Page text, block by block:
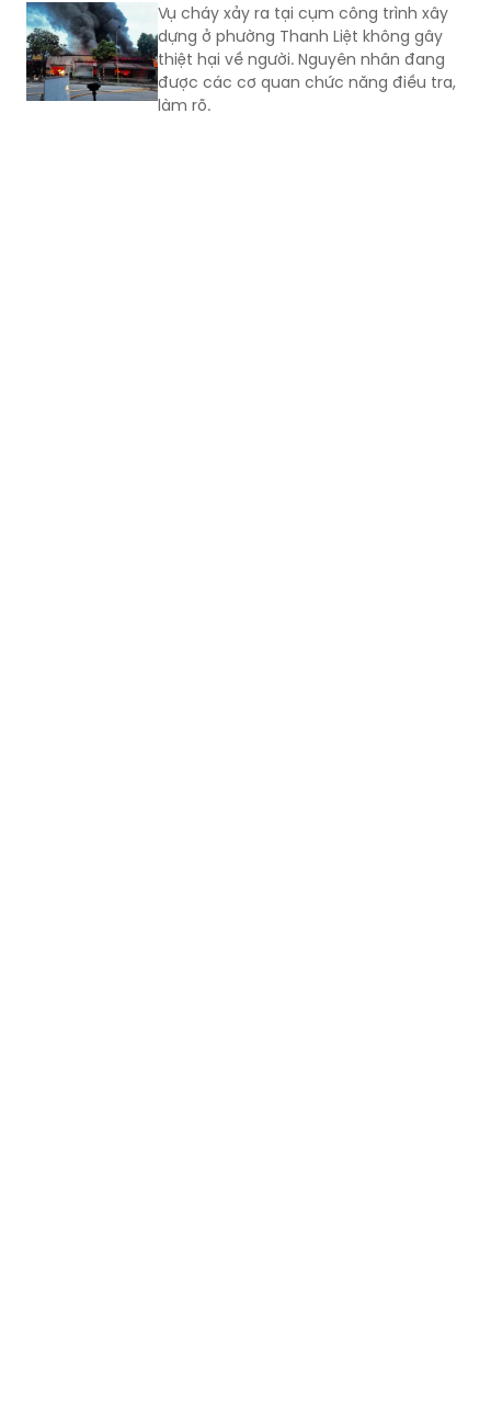
Vụ cháy xảy ra tại cụm công trình xây
dựng ở phường Thanh Liệt không gây
thiệt hại về người. Nguyên nhân đang
được các cơ quan chức năng điều tra,
làm rõ.